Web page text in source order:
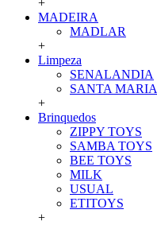
+
MADEIRA
MADLAR
+
Limpeza
SENALANDIA
SANTA MARIA
+
Brinquedos
ZIPPY TOYS
SAMBA TOYS
BEE TOYS
MILK
USUAL
ETITOYS
+